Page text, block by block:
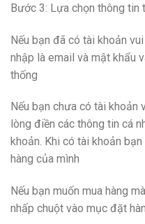
Bước 3: Lựa chọn thông tin
Nếu bạn đã có tài khoản
nhập là email và mật khẩu
thống
Nếu bạn chưa có tài khoản
lòng điền các thông tin cá
khoản. Khi có tài khoản
hàng của mình
Nếu bạn muốn mua hàng
nhấp chuột vào mục đặt